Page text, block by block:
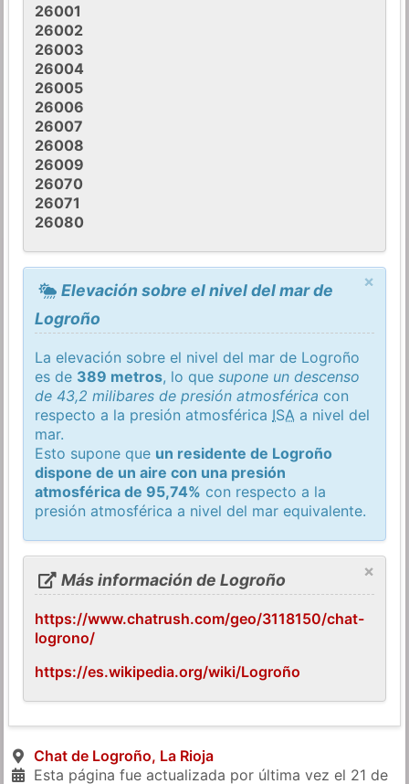
26001
26002
26003
26004
26005
26006
26007
26008
26009
26070
26071
26080
×
Elevación sobre el nivel del mar de
Logroño
La elevación sobre el nivel del mar de Logroño
es de 389 metros, lo quesupone un descenso
de 43,2 milibares de presión atmosférica con
respecto a la presión atmosférica ISA a nivel del
mar.
Esto supone que un residente de Logroño
dispone de un aire con una presión
atmosférica de 95,74% con respecto a la
presión atmosférica a nivel del mar equivalente.
×
Más información de Logroño
https://www.chatrush.com/geo/3118150/chat-
logrono/
https://es.wikipedia.org/wiki/Logroño
Chat de Logroño, La Rioja
Esta página fue actualizada por última vez el 21 de